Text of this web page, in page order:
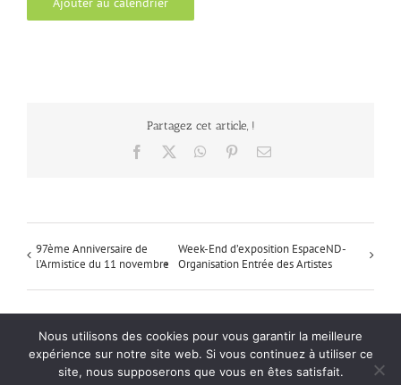
Partagez cet article, !
Facebook WhatsApp
PinterestEmail
97ème Anniversaire de
l’Armistice du 11 novembre
Week-End d’exposition EspaceND-
Organisation Entrée des Artistes
Mentions Légales | Politique de confidentialité | Office Center : Création de
site web
Nous utilisons des cookies pour vous garantir la meilleure
expérience sur notre site web. Si vous continuez à utiliser ce
site, nous supposerons que vous en êtes satisfait.